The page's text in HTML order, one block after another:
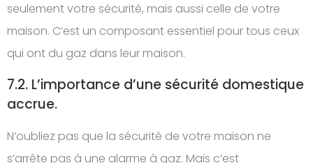
seulement votre sécurité, mais aussi celle de votre
maison. C’est un composant essentiel pour tous ceux
qui ont du gaz dans leur maison.
7.2. L’importance d’une sécurité domestique
accrue.
N’oubliez pas que la sécurité de votre maison ne
s’arrête pas à une alarme à gaz. Mais c’est